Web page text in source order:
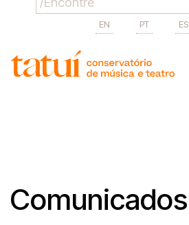
EN PT ES
Comunicados